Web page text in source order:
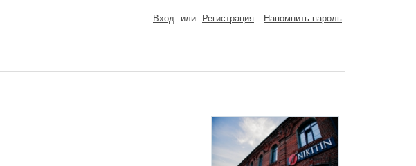
Вход или Регистрация Напомнить пароль